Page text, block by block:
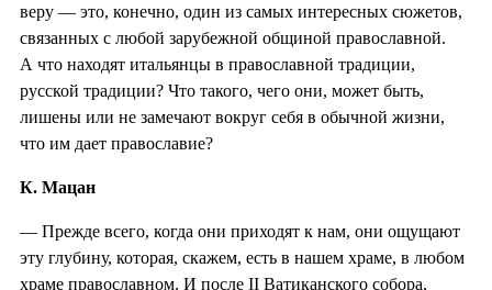
веру — это, конечно, один из самых интересных сюжетов,
связанных с любой зарубежной общиной православной.
А что находят итальянцы в православной традиции,
русской традиции? Что такого, чего они, может быть,
лишены или не замечают вокруг себя в обычной жизни,
что им дает православие?
К. Мацан
— Прежде всего, когда они приходят к нам, они ощущают
эту глубину, которая, скажем, есть в нашем храме, в любом
храме православном. И после II Ватиканского собора,